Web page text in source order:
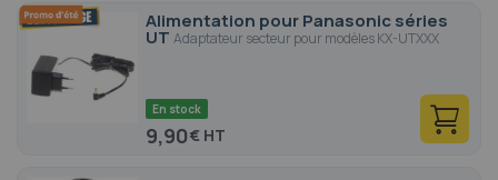
Alimentation pour Panasonic séries
UT Adaptateur secteur pour modèles KX-UTXXX
En stock
9,90€